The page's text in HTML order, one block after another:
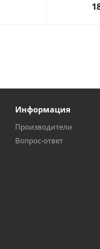
Информация
Производители
Вопрос-ответ